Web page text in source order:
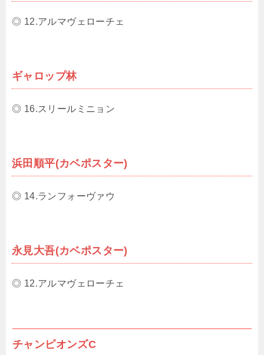
◎ 12.アルマヴェローチェ
ギャロップ林
◎ 16.スリールミニョン
浜田順平(カベポスター)
◎ 14.ランフォーヴァウ
永見大吾(カベポスター)
◎ 12.アルマヴェローチェ
チャンピオンズC